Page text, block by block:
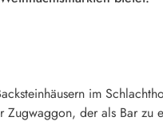
im
Zugwaggon, der als Bar zu